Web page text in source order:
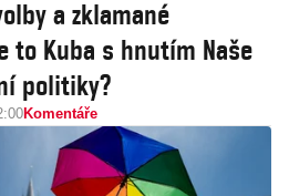
a zklamané
to Kuba s hnutím Naše
politiky?
Komentáře